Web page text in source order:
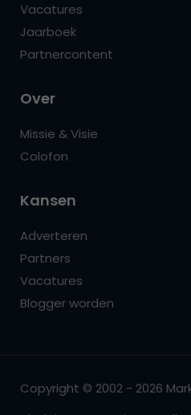
Vacatures
Jaarboek
Partnercontent
Over
Missie & Visie
Colofon
Kansen
Adverteren
Partners
Vacatures
Blogger worden
Copyright © 2002 - 2026